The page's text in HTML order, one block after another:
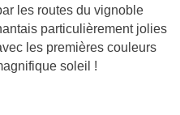
les routes du vignoble
particulièrement jolies
les premières couleurs
soleil !